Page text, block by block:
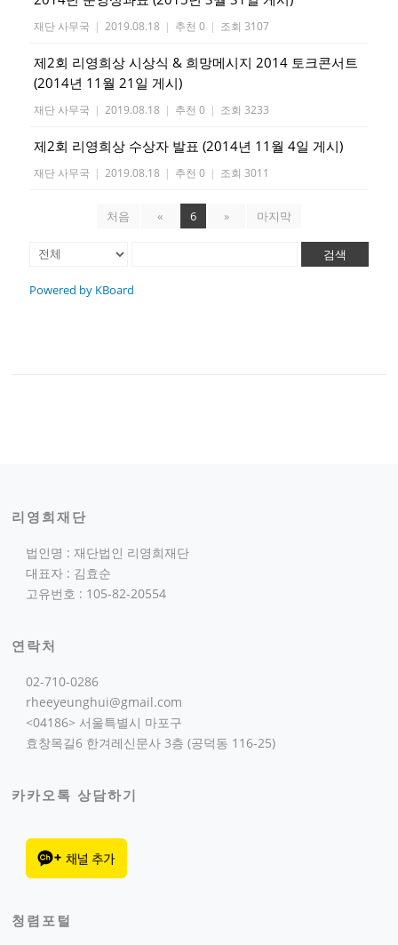
재단 사무국 | 2019.08.18 | 추천 0 | 조회 3107
제2회 리영희상 시상식 & 희망메시지 2014 토크콘서트
(2014년 11월 21일 게시)
재단 사무국 | 2019.08.18 | 추천 0 | 조회 3233
제2회 리영희상 수상자 발표 (2014년 11월 4일 게시)
재단 사무국 | 2019.08.18 | 추천 0 | 조회 3011
처음 « 6 » 마지막
검색
Powered by KBoard
리영희재단
법인명 : 재단법인 리영희재단
대표자 : 김효순
고유번호 : 105-82-20554
연락처
02-710-0286
rheeyeunghui@gmail.com
<04186> 서울특별시 마포구
효창목길6 한겨레신문사 3층 (공덕동 116-25)
카카오톡 상담하기
청렴포털